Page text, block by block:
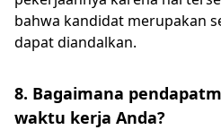
bahwa kandidat merupakan
dapat diandalkan.
8. Bagaimana
waktu kerja Anda?